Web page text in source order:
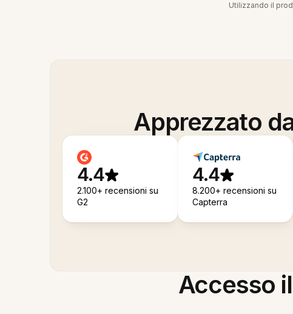
Utilizzando il
Apprezzato
4.4
2.100+ recensioni su
G2
4.4
8.200+ recensioni su
Capterra
Accesso